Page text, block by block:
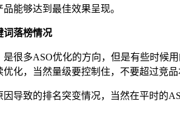
能够达到最佳效果呈现。
词落榜情况
很多ASO优化的方向，但是有些时候
化，当然量级要控制住，不要超过竞
导致的排名突变情况，当然在平时的